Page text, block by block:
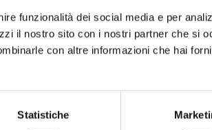
funzionalità dei social media e per
il nostro sito con i nostri partner che si
con altre informazioni che hai
Statistiche